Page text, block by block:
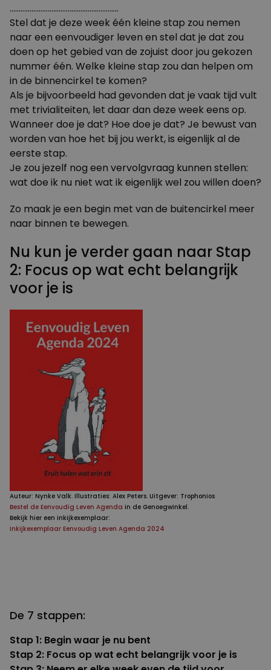
……………………………………………………
Stel dat je deze week één kleine stap zou nemen
naar een eenvoudiger leven en stel dat je dat zou
doen op het gebied van de zojuist door jou gekozen
nummer één. Welke kleine stap zou dan helpen om
in de binnencirkel te komen?
Als je bijvoorbeeld had gevonden dat je vaak tijd vult
met trivialiteiten, let daar dan deze week eens op.
Wanneer doe je dat? Hoe doe je dat? Je bewust van
worden van hoe het bij jou werkt, is eigenlijk al de
eerste stap.
Je zou jezelf nog een vervolgvraag kunnen stellen:
wat doe ik nu niet wat ik eigenlijk wel zou willen doen?
Zo maak je een begin met van de buitencirkel meer
naar binnen te bewegen.
Nu kun je verder gaan naar Stap
2: Focus op wat echt belangrijk
voor je is
Auteur: Nynke Valk. Illustraties: Alex Peters. Uitgever: Trophonios
Bestel de Eenvoudig Leven Agenda in de Genoegwinkel.
Bekijk hier een inkijkexemplaar:
Inkijkexemplaar Eenvoudig Leven Agenda 2024
De 7 stappen:
Stap 1: Begin waar je nu bent
Stap 2: Focus op wat echt belangrijk voor je is